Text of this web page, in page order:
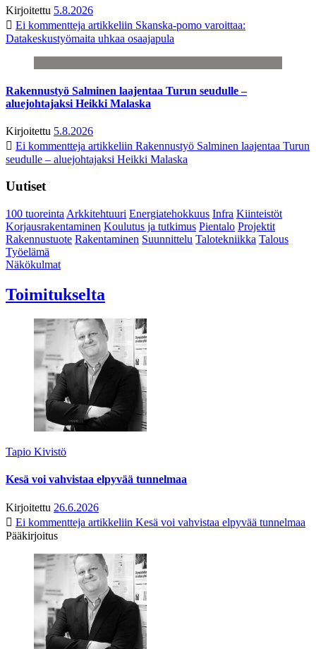
Kirjoitettu 5.8.2026
Ei kommentteja artikkeliin Skanska-pomo varoittaa:
Datakeskustyömaita uhkaa osaajapula
Rakennustyö Salminen laajentaa Turun seudulle –
aluejohtajaksi Heikki Malaska
Kirjoitettu 5.8.2026
Ei kommentteja artikkeliin Rakennustyö Salminen laajentaa Turun
seudulle – aluejohtajaksi Heikki Malaska
Uutiset
100 tuoreinta Arkkitehtuuri Energiatehokkuus Infra Kiinteistöt
Korjausrakentaminen Koulutus ja tutkimus Pientalo Projektit
Rakennustuote Rakentaminen Suunnittelu Talotekniikka Talous
Työelämä
Näkökulmat
Toimitukselta
Tapio Kivistö
Kesä voi vahvistaa elpyvää tunnelmaa
Kirjoitettu 26.6.2026
Ei kommentteja artikkeliin Kesä voi vahvistaa elpyvää tunnelmaa
Pääkirjoitus